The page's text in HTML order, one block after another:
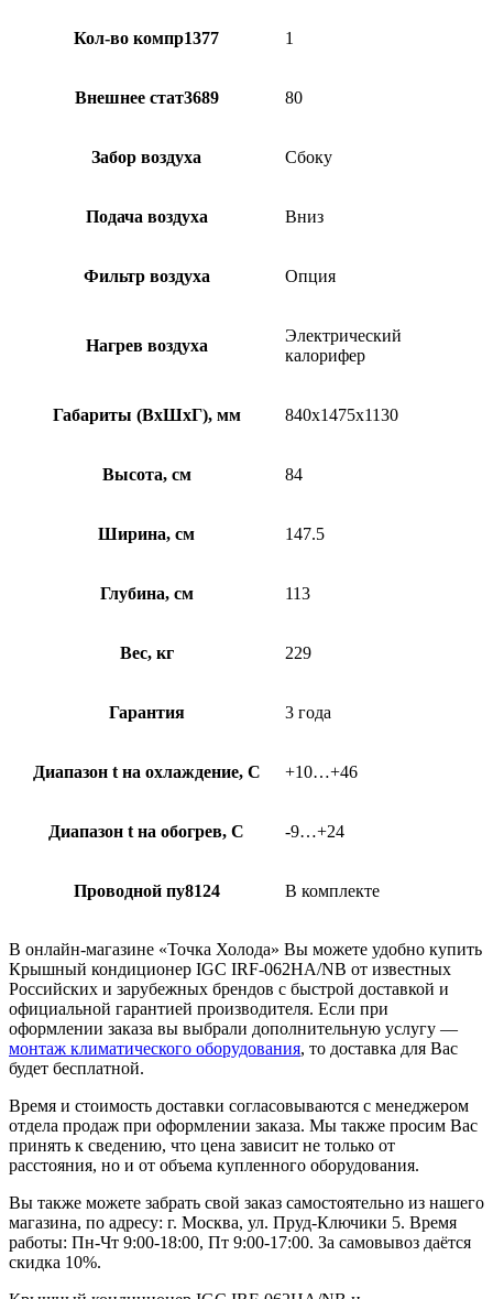
Кол-во компр1377 1
Внешнее стат3689 80
Забор воздуха Сбоку
Подача воздуха Вниз
Фильтр воздуха Опция
Нагрев воздуха
Электрический
калорифер
Габариты (ВхШхГ), мм 840х1475х1130
Высота, см 84
Ширина, см 147.5
Глубина, см 113
Вес, кг 229
Гарантия 3 года
Диапазон t на охлаждение, С +10…+46
Диапазон t на обогрев, С -9…+24
Проводной пу8124 В комплекте
В онлайн-магазине «Точка Холода» Вы можете удобно купить
Крышный кондиционер IGC IRF-062HA/NB от известных
Российских и зарубежных брендов с быстрой доставкой и
официальной гарантией производителя. Если при
оформлении заказа вы выбрали дополнительную услугу —
монтаж климатического оборудования, то доставка для Вас
будет бесплатной.
Время и стоимость доставки согласовываются с менеджером
отдела продаж при оформлении заказа. Мы также просим Вас
принять к сведению, что цена зависит не только от
расстояния, но и от объема купленного оборудования.
Вы также можете забрать свой заказ самостоятельно из нашего
магазина, по адресу: г. Москва, ул. Пруд-Ключики 5. Время
работы: Пн-Чт 9:00-18:00, Пт 9:00-17:00. За самовывоз даётся
скидка 10%.